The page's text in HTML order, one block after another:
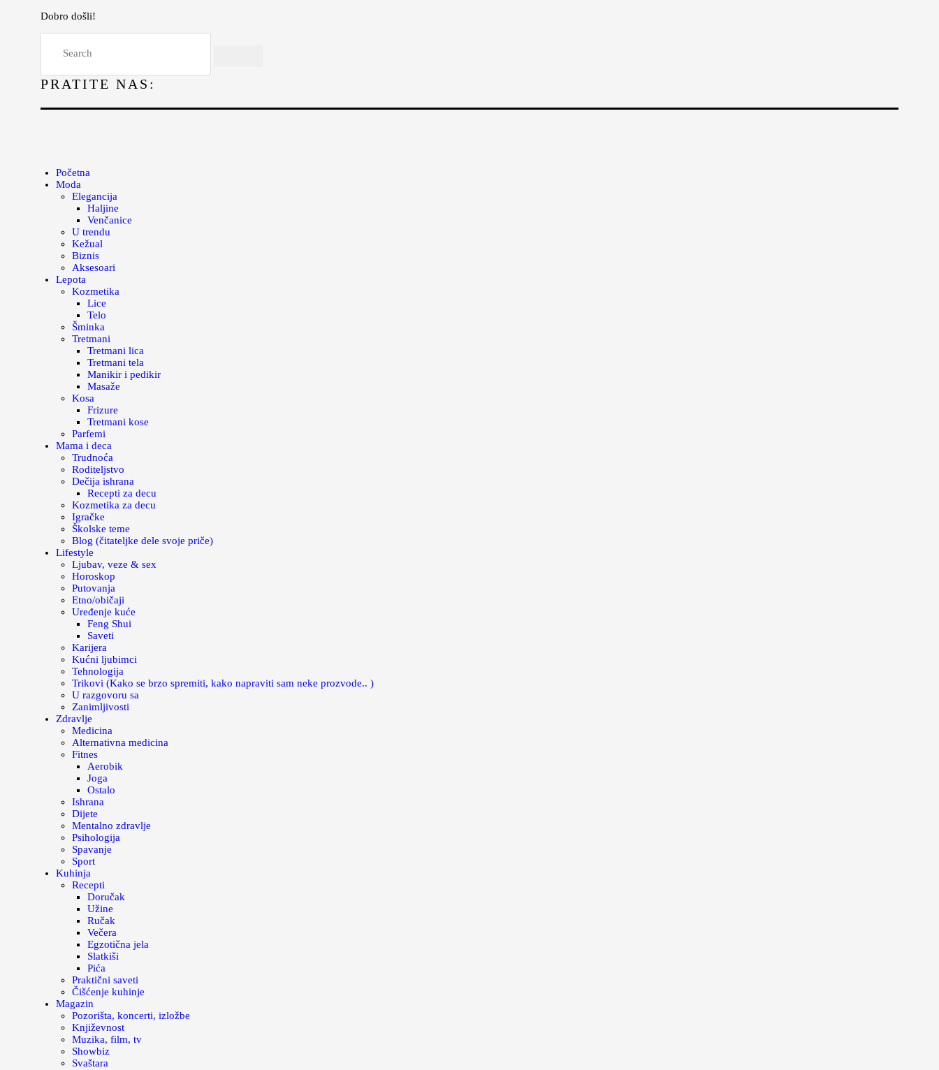
Dobro došli!
PRATITE NAS:
Početna
Moda
Elegancija
Haljine
Venčanice
U trendu
Kežual
Biznis
Aksesoari
Lepota
Kozmetika
Lice
Telo
Šminka
Tretmani
Tretmani lica
Tretmani tela
Manikir i pedikir
Masaže
Kosa
Frizure
Tretmani kose
Parfemi
Mama i deca
Trudnoća
Roditeljstvo
Dečija ishrana
Recepti za decu
Kozmetika za decu
Igračke
Školske teme
Blog (čitateljke dele svoje priče)
Lifestyle
Ljubav, veze & sex
Horoskop
Putovanja
Etno/običaji
Uređenje kuće
Feng Shui
Saveti
Karijera
Kućni ljubimci
Tehnologija
Trikovi (Kako se brzo spremiti, kako napraviti sam neke prozvode.. )
U razgovoru sa
Zanimljivosti
Zdravlje
Medicina
Alternativna medicina
Fitnes
Aerobik
Joga
Ostalo
Ishrana
Dijete
Mentalno zdravlje
Psihologija
Spavanje
Sport
Kuhinja
Recepti
Doručak
Užine
Ručak
Večera
Egzotična jela
Slatkiši
Pića
Praktični saveti
Čišćenje kuhinje
Magazin
Pozorišta, koncerti, izložbe
Književnost
Muzika, film, tv
Showbiz
Svaštara
Lepota
Kuhinja
Magazin